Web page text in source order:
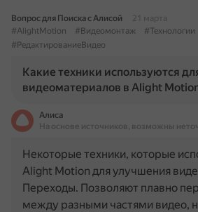
Вопрос для Поиска с Алисой
21 марта
#AlightMotion
#Видеомонтаж #Технологии
#РедактированиеВидео
Какие техники используются
видеоматериалов в Alight
Алиса
На основе источников, возможны
Некоторые техники, которые
Alight Motion для улучшения
Переходы. Позволяют плавно
между разными частями видео,